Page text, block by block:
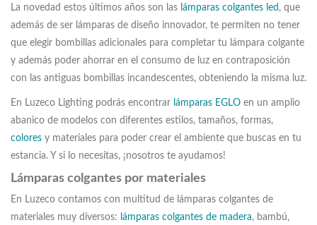
La novedad estos últimos años son las lámparas colgantes led , que
además de ser lámparas de diseño innovador, te permiten no tener
que elegir bombillas adicionales para completar tu lámpara colgante
y además poder ahorrar en el consumo de luz en contraposición
con las antiguas bombillas incandescentes, obteniendo la misma luz.
En Luzeco Lighting podrás encontrar lámparas EGLO en un amplio
abanico de modelos con diferentes estilos, tamaños, formas,
colores y materiales para poder crear el ambiente que buscas en tu
estancia. Y si lo necesitas, ¡nosotros te ayudamos!
Lámparas colgantes por materiales
En Luzeco contamos con multitud de lámparas colgantes de
materiales muy diversos: lámparas colgantes de madera, bambú,